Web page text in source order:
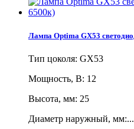
Лампа Optima GX53
Тип цоколя: GX53
Мощность, В: 12
Высота, мм: 25
Диаметр наружный, мм:...